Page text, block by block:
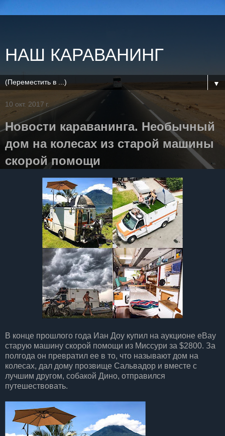
НАШ КАРАВАНИНГ
▼
10 окт. 2017 г.
Новости караванинга. Необычный
дом на колесах из старой машины
скорой помощи
В конце прошлого года Иан Доу купил на аукционе eBay
старую машину скорой помощи из Миссури за $2800. За
полгода он превратил ее в то, что называют дом на
колесах, дал дому прозвище Сальвадор и вместе с
лучшим другом, собакой Дино, отправился
путешествовать.